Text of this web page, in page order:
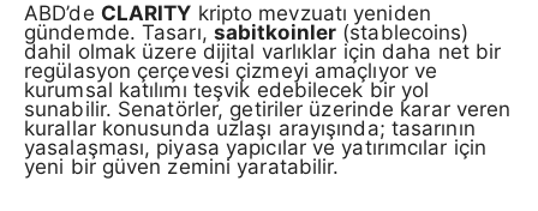
ABD’de CLARITY kripto mevzuatı yeniden
gündemde. Tasarı, sabitkoinler (stablecoins)
dahil olmak üzere dijital varlıklar için daha net bir
regülasyon çerçevesi çizmeyi amaçlıyor ve
kurumsal katılımı teşvik edebilecek bir yol
sunabilir. Senatörler, getiriler üzerinde karar veren
kurallar konusunda uzlaşı arayışında; tasarının
yasalaşması, piyasa yapıcılar ve yatırımcılar için
yeni bir güven zemini yaratabilir.